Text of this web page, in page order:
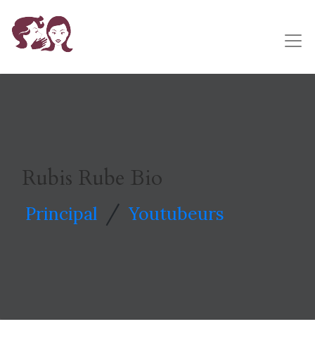
Rubis Rube Bio
Principal / Youtubeurs